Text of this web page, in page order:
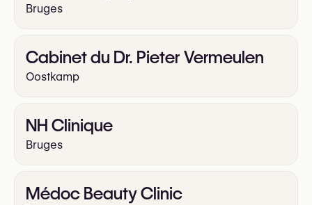
Bruges
Cabinet du Dr. Pieter Vermeulen
Oostkamp
NH Clinique
Bruges
Médoc Beauty Clinic